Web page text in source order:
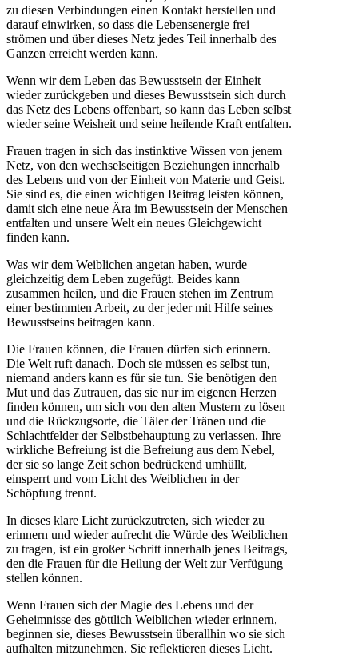
zu diesen Verbindungen einen Kontakt herstellen und
darauf einwirken, so dass die Lebensenergie frei
strömen und über dieses Netz jedes Teil innerhalb des
Ganzen erreicht werden kann.
Wenn wir dem Leben das Bewusstsein der Einheit
wieder zurückgeben und dieses Bewusstsein sich durch
das Netz des Lebens offenbart, so kann das Leben selbst
wieder seine Weisheit und seine heilende Kraft entfalten.
Frauen tragen in sich das instinktive Wissen von jenem
Netz, von den wechselseitigen Beziehungen innerhalb
des Lebens und von der Einheit von Materie und Geist.
Sie sind es, die einen wichtigen Beitrag leisten können,
damit sich eine neue Ära im Bewusstsein der Menschen
entfalten und unsere Welt ein neues Gleichgewicht
finden kann.
Was wir dem Weiblichen angetan haben, wurde
gleichzeitig dem Leben zugefügt. Beides kann
zusammen heilen, und die Frauen stehen im Zentrum
einer bestimmten Arbeit, zu der jeder mit Hilfe seines
Bewusstseins beitragen kann.
Die Frauen können, die Frauen dürfen sich erinnern.
Die Welt ruft danach. Doch sie müssen es selbst tun,
niemand anders kann es für sie tun. Sie benötigen den
Mut und das Zutrauen, das sie nur im eigenen Herzen
finden können, um sich von den alten Mustern zu lösen
und die Rückzugsorte, die Täler der Tränen und die
Schlachtfelder der Selbstbehauptung zu verlassen. Ihre
wirkliche Befreiung ist die Befreiung aus dem Nebel,
der sie so lange Zeit schon bedrückend umhüllt,
einsperrt und vom Licht des Weiblichen in der
Schöpfung trennt.
In dieses klare Licht zurückzutreten, sich wieder zu
erinnern und wieder aufrecht die Würde des Weiblichen
zu tragen, ist ein großer Schritt innerhalb jenes Beitrags,
den die Frauen für die Heilung der Welt zur Verfügung
stellen können.
Wenn Frauen sich der Magie des Lebens und der
Geheimnisse des göttlich Weiblichen wieder erinnern,
beginnen sie, dieses Bewusstsein überallhin wo sie sich
aufhalten mitzunehmen. Sie reflektieren dieses Licht.